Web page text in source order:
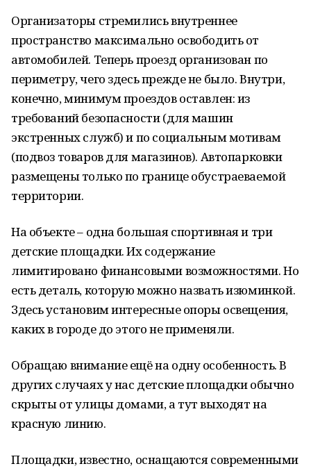
Организаторы стремились внутреннее
пространство максимально освободить от
автомобилей. Теперь проезд организован по
периметру, чего здесь прежде не было. Внутри,
конечно, минимум проездов оставлен: из
требований безопасности (для машин
экстренных служб) и по социальным мотивам
(подвоз товаров для магазинов). Автопарковки
размещены только по границе обустраеваемой
территории.
На объекте – одна большая спортивная и три
детские площадки. Их содержание
лимитировано финансовыми возможностями. Но
есть деталь, которую можно назвать изюминкой.
Здесь установим интересные опоры освещения,
каких в городе до этого не применяли.
Обращаю внимание ещё на одну особенность. В
других случаях у нас детские площадки обычно
скрыты от улицы домами, а тут выходят на
красную линию.
Площадки, известно, оснащаются современными